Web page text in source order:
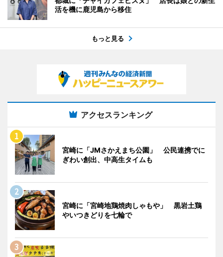
活を機に鹿児島から移住
もっと見る
アクセスランキング
宮崎に「JMさかえまち公園」 公民連携でに
ぎわい創出、中高生タイムも
宮崎に「宮崎地鶏焼肉しゃもや」 黒岩土鶏
やいつきどりを七輪で